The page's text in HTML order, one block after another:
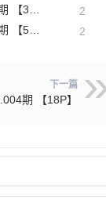
】 2
2
下一篇
期 【18P】